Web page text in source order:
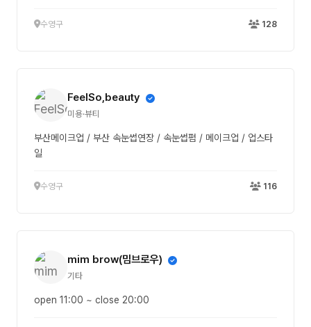
수영구 128
FeelSo,beauty
미용·뷰티
부산메이크업 / 부산 속눈썹연장 / 속눈썹펌 / 메이크업 / 업스타
일
수영구 116
mim brow(밈브로우)
기타
open 11:00 ~ close 20:00